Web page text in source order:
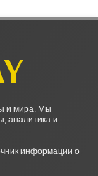
и мира. Мы
аналитика и
информации о